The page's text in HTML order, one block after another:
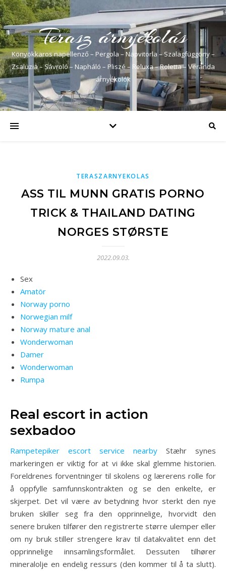
Terasz árnyékolás
Könyökkaros napellenző – Pergola – Napvitorla – Szalagfüggöny –
Zsaluzia – Sávroló – Napháló – Pliszé – Reluxa – Roletta – Veranda
árnyékolók
TERASZARNYEKOLAS
ASS TIL MUNN GRATIS PORNO
TRICK & THAILAND DATING
NORGES STØRSTE
2022.09.03.
Sex
Amatör
Norway porno
Norwegian milf
Norway mature anal
Wonderwoman
Damer
Wonderwoman
Rumpa
Real escort in action
sexbadoo
Rampetepiker escort service nearby Stæhr synes
markeringen er viktig for at vi ikke skal glemme historien.
Foreldrenes forventninger til skolens og lærerens rolle for
å oppfylle samfunnskontrakten og se den enkelte, er
skjerpet. Det vil være av betydning hvor sterkt den nye
bruken skiller seg fra den opprinnelige, hvorvidt den
senere bruken tilfører den registrerte større ulemper eller
om ny bruk stiller strengere krav til datakvalitet enn det
opprinnelige innsamlingsformålet. Dessuten tilhører
mineralolje en endelig ressurs (den kommer til å ta slutt).